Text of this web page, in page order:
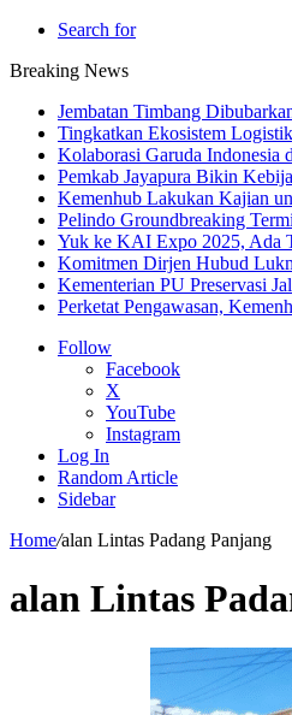
Search for
Breaking News
Jembatan Timbang
Tingkatkan Ekosistem
Kolaborasi Garuda Indonesia
Pemkab Jayapura Bikin
Kemenhub Lakukan Kajian
Pelindo Groundbreaking
Yuk ke KAI Expo 2025, Ada
Komitmen Dirjen Hubud
Kementerian PU Preservasi
Perketat Pengawasan,
Follow
Facebook
X
YouTube
Instagram
Log In
Random Article
Sidebar
Home/alan Lintas Padang Panjang
alan Lintas